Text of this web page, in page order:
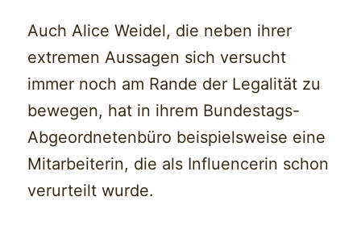
Auch Alice Weidel, die neben ihrer
extremen Aussagen sich versucht
immer noch am Rande der Legalität zu
bewegen, hat in ihrem Bundestags-
Abgeordnetenbüro beispielsweise eine
Mitarbeiterin, die als Influencerin schon
verurteilt wurde.